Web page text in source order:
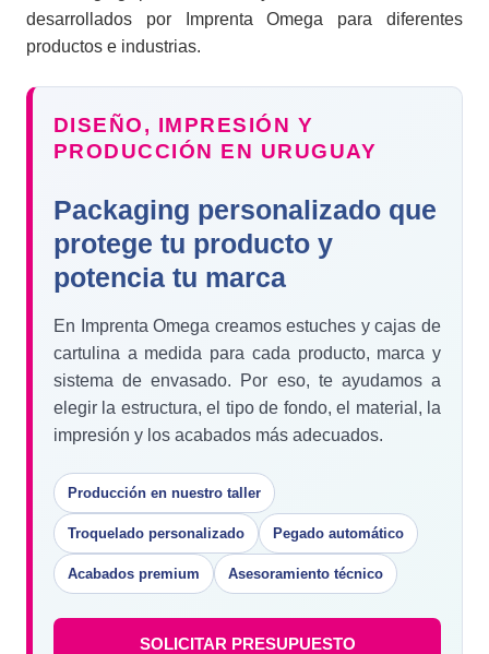
DISEÑO, IMPRESIÓN Y
PRODUCCIÓN EN URUGUAY
Packaging personalizado que
protege tu producto y
potencia tu marca
En Imprenta Omega creamos estuches y cajas de
cartulina a medida para cada producto, marca y
sistema de envasado. Por eso, te ayudamos a
elegir la estructura, el tipo de fondo, el material, la
impresión y los acabados más adecuados.
Producción en nuestro taller
Troquelado personalizado Pegado automático
Acabados premium Asesoramiento técnico
SOLICITAR PRESUPUESTO